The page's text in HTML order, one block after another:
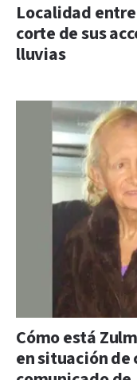
Localidad
corte de sus
lluvias
Cómo está
en situación de